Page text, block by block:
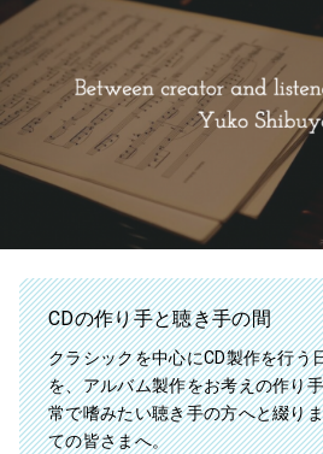
CDの作り手と聴き手の間
クラシックを中心にCD製作を行う
を、アルバム製作をお考えの作り
常で嗜みたい聴き手の方へと綴り
ての皆さまへ。